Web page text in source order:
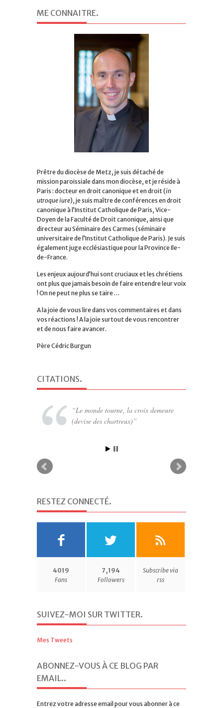
ME CONNAITRE.
Prêtre du diocèse de Metz, je suis détaché de
mission paroissiale dans mon diocèse, et je réside à
Paris : docteur en droit canonique et en droit (in
utroque iure), je suis maître de conférences en droit
canonique à l’Institut Catholique de Paris, Vice-
Doyen de la Faculté de Droit canonique, ainsi que
directeur au Séminaire des Carmes (séminaire
universitaire de l’Institut Catholique de Paris). Je suis
également juge ecclésiastique pour la Province Ile-
de-France.
Les enjeux aujourd’hui sont cruciaux et les chrétiens
ont plus que jamais besoin de faire entendre leur voix
! On ne peut ne plus se taire …
A la joie de vous lire dans vos commentaires et dans
vos réactions ! A la joie surtout de vous rencontrer
et de nous faire avancer.
Père Cédric Burgun
CITATIONS.
Le monde tourne, la croix demeure
(devise des chartreux)
RESTEZ CONNECTÉ.
4019
Fans
7,194
Followers
Subscribe via
rss
SUIVEZ-MOI SUR TWITTER.
Mes Tweets
ABONNEZ-VOUS À CE BLOG PAR
EMAIL..
Entrez votre adresse email pour vous abonner à ce